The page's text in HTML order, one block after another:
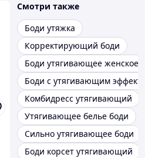
Смотри также
Боди утяжка
Корректирующий боди
Боди утягивающее женское
Боди с утягивающим
Комбидресс утягивающий
Утягивающее белье боди
Сильно утягивающее боди
Боди корсет утягивающий